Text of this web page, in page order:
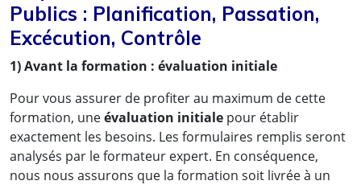
Publics : Planification, Passation,
Excécution, Contrôle
1) Avant la formation : évaluation initiale
Pour vous assurer de profiter au maximum de cette
formation, uneévaluation initiale pour établir
exactement les besoins. Les formulaires remplis seront
analysés par le formateur expert. En conséquence,
nous nous assurons que la formation soit livrée à un